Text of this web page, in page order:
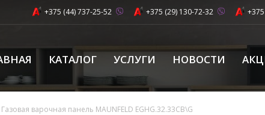
+375 (44) 737-25-52 +375 (29) 130-72-32
КАТАЛОГ УСЛУГИ НОВОСТИ
Газовая варочная панель MAUNFELD EGHG.32.33CB\G